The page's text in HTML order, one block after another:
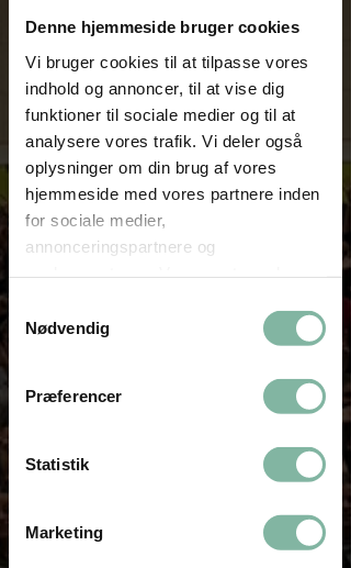
Denne hjemmeside bruger cookies
Vi bruger cookies til at tilpasse vores
indhold og annoncer, til at vise dig
funktioner til sociale medier og til at
analysere vores trafik. Vi deler også
oplysninger om din brug af vores
hjemmeside med vores partnere inden
for sociale medier,
annonceringspartnere og
oplysninger, du har givet dem, eller
som de har indsamlet fra din brug af
Nødvendig
Præferencer
Statistik
Marketing